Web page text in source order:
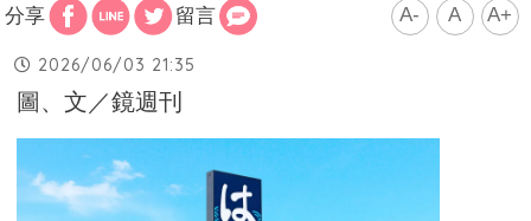
分享 留言 A- A A+
2026/06/03 21:35
圖、文／鏡週刊